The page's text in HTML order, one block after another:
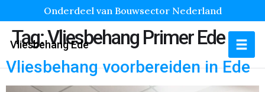
Onderdeel van Bouwsector Nederland
Vliesbehang Ede
Tag:Vliesbehang Primer Ede
Vliesbehang voorbereiden in Ede